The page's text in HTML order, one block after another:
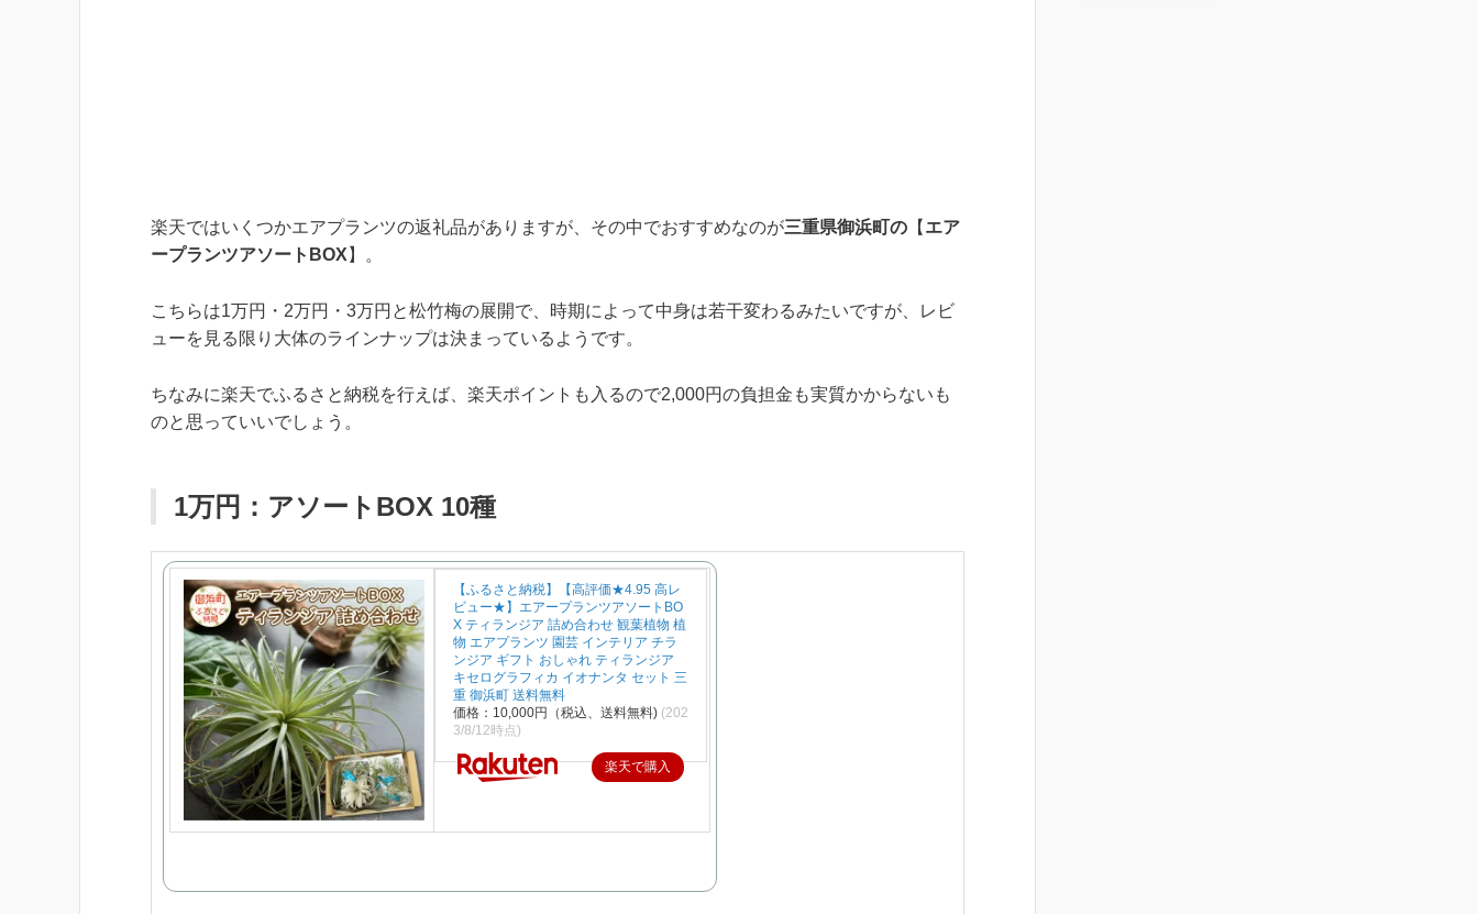
楽天ではいくつかエアプランツの返礼品がありますが、その中でおすすめなのが三重県御浜町の 【 エア
ープランツアソートBOX】。
こちらは1万円・2万円・3万円と松竹梅の展開で、時期によって中身は若干変わるみたいですが、レビ
ューを見る限り大体のラインナップは決まっているようです。
ちなみに楽天でふるさと納税を行えば、楽天ポイントも入るので2,000円の負担金も実質かからないも
のと思っていいでしょう。
1万円：アソートBOX 10種
【ふるさと納税】【高評価★4.95 高レ
ビュー★】エアープランツアソートBO
X ティランジア 詰め合わせ 観葉植物 植
物 エアプランツ 園芸 インテリア チラ
ンジア ギフト おしゃれ ティランジア
キセログラフィカ イオナンタ セット 三
重 御浜町 送料無料
価格：10,000円（税込、送料無料) (202
3/8/12時点)
楽天で購入